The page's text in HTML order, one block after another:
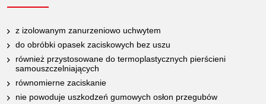
z izolowanym zanurzeniowo uchwytem
do obróbki opasek zaciskowych bez uszu
również przystosowane do termoplastycznych pierścieni
samouszczelniających
równomierne zaciskanie
nie powoduje uszkodzeń gumowych osłon przegubów